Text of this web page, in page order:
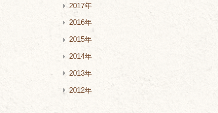
2017年
2016年
2015年
2014年
2013年
2012年